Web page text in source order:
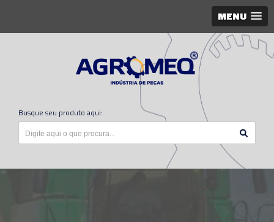
MENU
Busque seu produto aqui: